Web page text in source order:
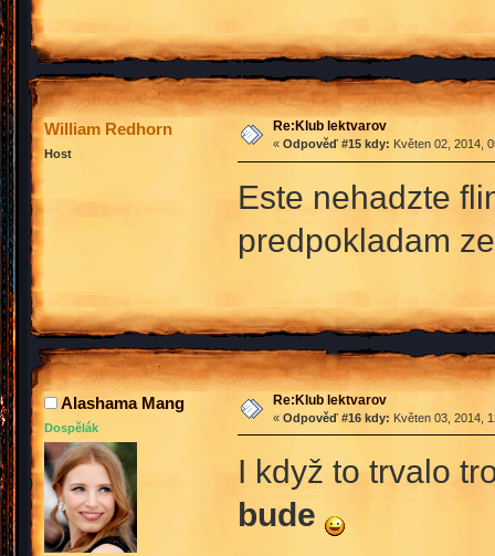
William Redhorn
Host
Re:Klub lektvarov
« Odpověď #15 kdy: Květen 02, 2014,
Este nehadzte
predpokladam
Alashama Mang
Dospělák
Re:Klub lektvarov
« Odpověď #16 kdy: Květen 03, 2014,
I když to trvalo
bude